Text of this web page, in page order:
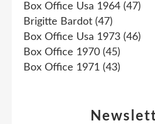
Box Office Usa 1964 (47)
Brigitte Bardot (47)
Box Office Usa 1973 (46)
Box Office 1970 (45)
Box Office 1971 (43)